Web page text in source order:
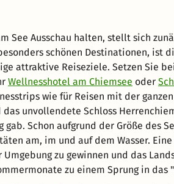
See Ausschau halten, stellt sich
schönen Destinationen, ist
attraktive Reiseziele. Setzen Sie
Wellnesshotel am Chiemsee oder
wie für Reisen mit der
unvollendete Schloss
gab. Schon aufgrund der Größe des
am, im und auf dem Wasser.
zu gewinnen und das
zu einem Sprung in das